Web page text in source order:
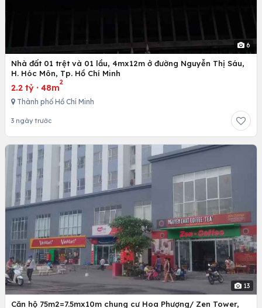
6
Nhà đất 01 trệt và 01 lầu, 4mx12m ở đường Nguyễn Thị Sáu,
H. Hóc Môn, Tp. Hồ Chí Minh
2.2 tỷ · 48m
2
Thành phố Hồ Chí Minh
3 ngày trước
13
Căn hộ 75m2=7.5mx10m chung cư Hoa Phượng/ Zen Tower,